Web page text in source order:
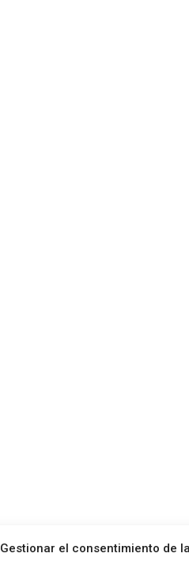
Gestionar el consentimiento de